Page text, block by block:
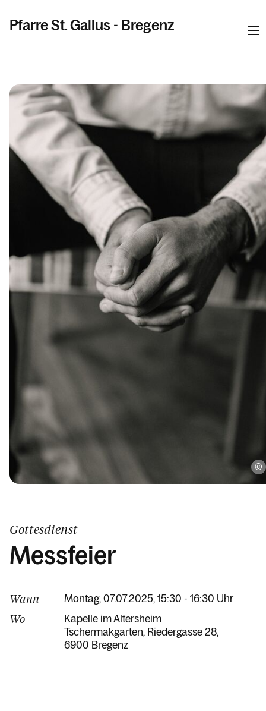
Pfarre St. Gallus - Bregenz
Kalender
Personen
Kontakt
Gottesdienst
Messfeier
Wann Montag, 07.07.2025, 15:30 - 16:30 Uhr
Wo
Kapelle im Altersheim
Tschermakgarten Riedergasse 28
6900 Bregenz